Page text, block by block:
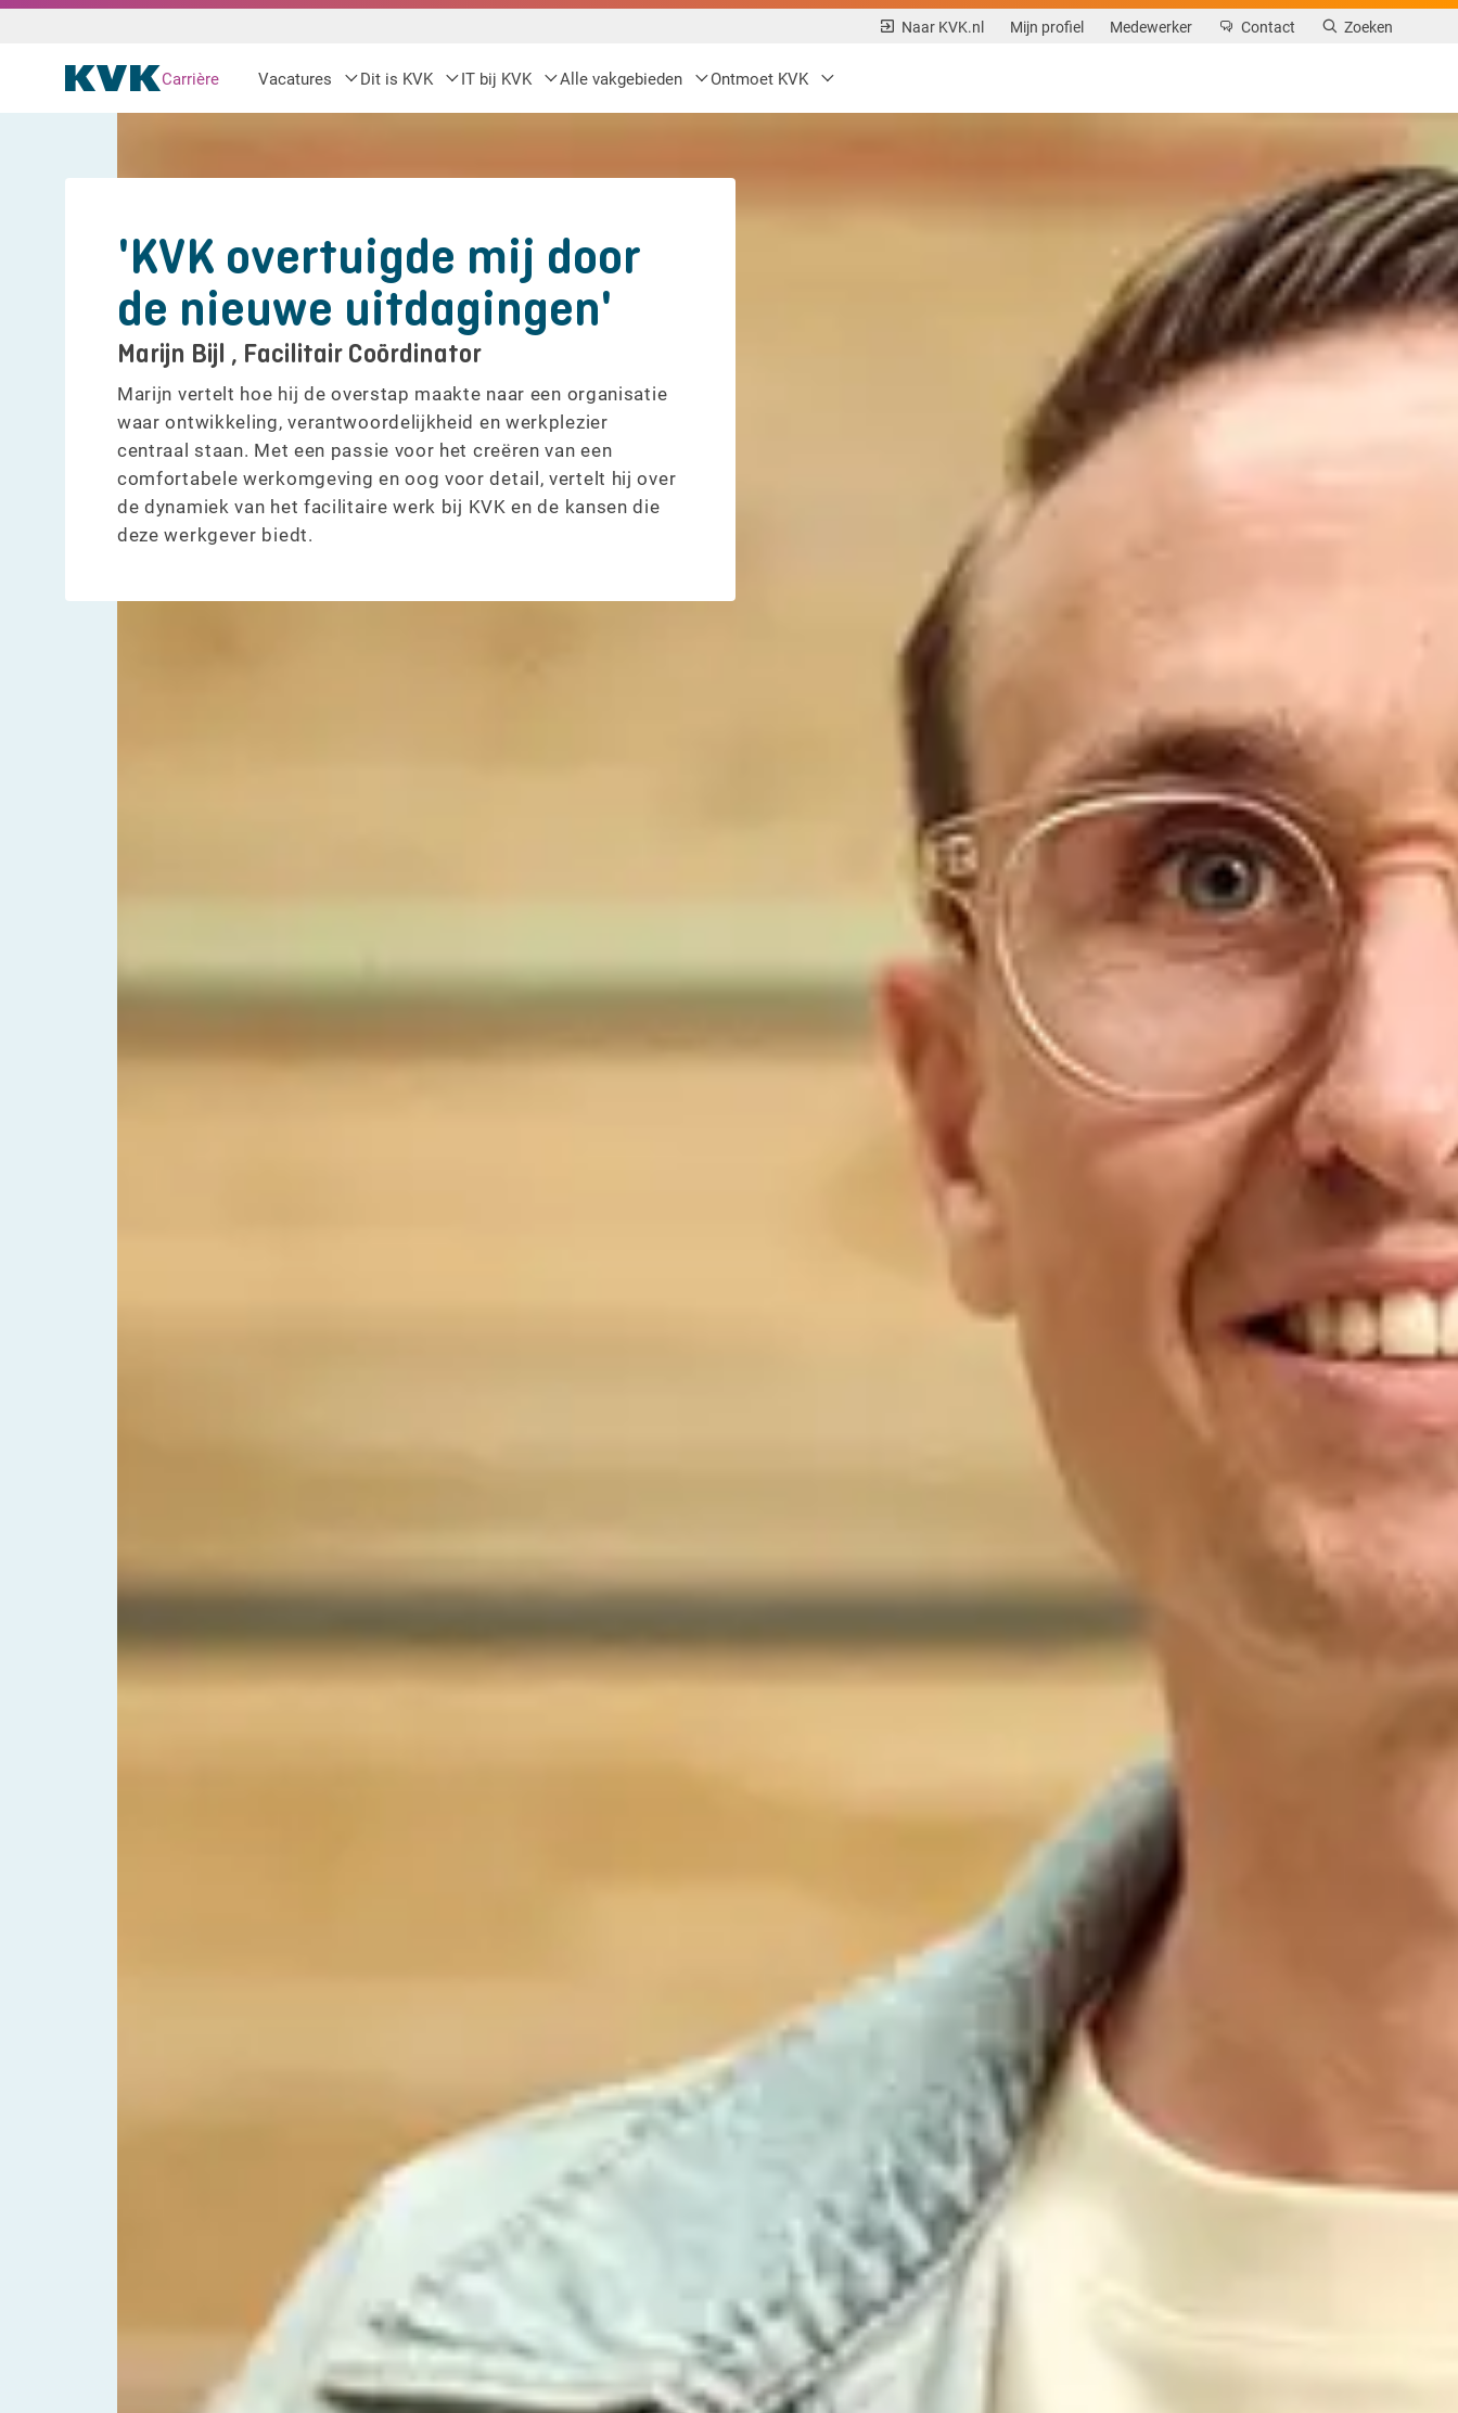
Naar KVK.nl Mijn profiel Medewerker Contact Zoeken
Carrière Vacatures Dit is KVK IT bij KVK Alle vakgebieden Ontmoet KVK
'KVK overtuigde mij door
de nieuwe uitdagingen'
Marijn Bijl , Facilitair Coördinator
Marijn vertelt hoe hij de overstap maakte naar een organisatie
waar ontwikkeling, verantwoordelijkheid en werkplezier
centraal staan. Met een passie voor het creëren van een
comfortabele werkomgeving en oog voor detail, vertelt hij over
de dynamiek van het facilitaire werk bij KVK en de kansen die
deze werkgever biedt.